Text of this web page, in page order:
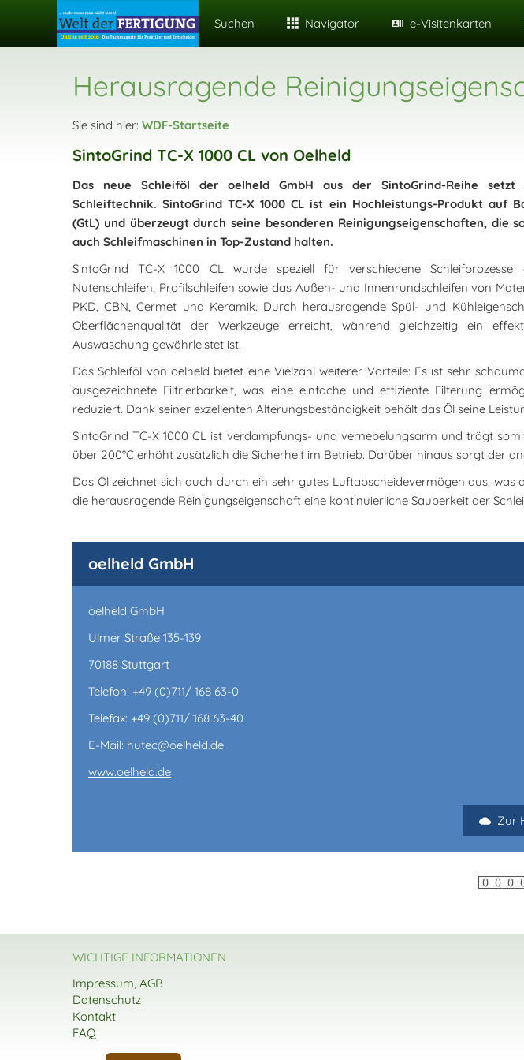
Suchen Navigator e-Visitenkarten
Herausragende
Sie sind hier: WDF-Startseite
SintoGrind TC-X 1000 CL von Oelheld
Das neue Schleiföl der oelheld GmbH aus der SintoGrind-Reihe
Schleiftechnik. SintoGrind TC-X 1000 CL ist ein Hochleistungs-Produkt auf
(GtL) und überzeugt durch seine besonderen Reinigungseigenschaften, die
auch Schleifmaschinen in Top-Zustand halten.
SintoGrind TC-X 1000 CL wurde speziell für verschiedene
Nutenschleifen, Profilschleifen sowie das Außen- und Innenrundschleifen von
PKD, CBN, Cermet und Keramik. Durch herausragende Spül- und
Oberflächenqualität der Werkzeuge erreicht, während gleichzeitig ein
Auswaschung gewährleistet ist.
Das Schleiföl von oelheld bietet eine Vielzahl weiterer Vorteile: Es ist sehr
ausgezeichnete Filtrierbarkeit, was eine einfache und effiziente Filterung
reduziert. Dank seiner exzellenten Alterungsbeständigkeit behält das Öl seine
SintoGrind TC-X 1000 CL ist verdampfungs- und vernebelungsarm und trägt
über 200°C erhöht zusätzlich die Sicherheit im Betrieb. Darüber hinaus sorgt der
Das Öl zeichnet sich auch durch ein sehr gutes Luftabscheidevermögen aus,
die herausragende Reinigungseigenschaft eine kontinuierliche Sauberkeit der
oelheld GmbH
oelheld GmbH
Ulmer Straße 135-139
70188 Stuttgart
Telefon: +49 (0)711/ 168 63-0
Telefax: +49 (0)711/ 168 63-40
E-Mail: hutec@oelheld.de
www.oelheld.de
Zur
WICHTIGE INFORMATIONEN
Impressum, AGB
Datenschutz
Kontakt
FAQ